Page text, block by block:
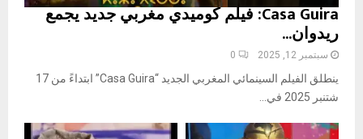
Casa Guira: فيلم كوميدي مغربي جديد يجمع
ريدوان...
سبتمبر 12, 2025 0
ينطلق الفيلم السينمائي المغربي الجديد “Casa Guira” ابتداءً من 17
شتنبر 2025 في...